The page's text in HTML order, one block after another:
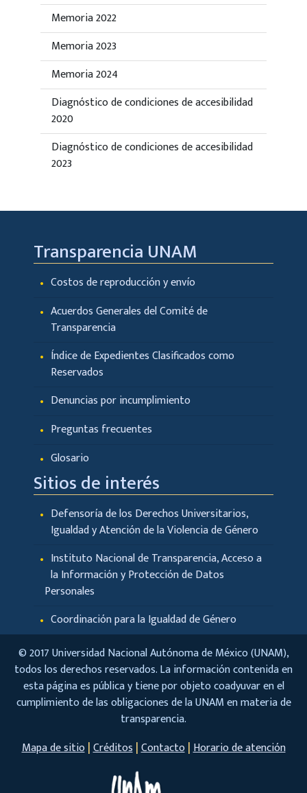
Memoria 2022
Memoria 2023
Memoria 2024
Diagnóstico de condiciones de accesibilidad
2020
Diagnóstico de condiciones de accesibilidad
2023
Transparencia UNAM
Costos de reproducción y envío
Acuerdos Generales del Comité de
Transparencia
Índice de Expedientes Clasificados como
Reservados
Denuncias por incumplimiento
Preguntas frecuentes
Glosario
Sitios de interés
Defensoría de los Derechos Universitarios,
Igualdad y Atención de la Violencia de Género
Instituto Nacional de Transparencia, Acceso a
la Información y Protección de Datos
Personales
Coordinación para la Igualdad de Género
© 2017 Universidad Nacional Autónoma de México (UNAM),
todos los derechos reservados. La información contenida en
esta página es pública y tiene por objeto coadyuvar en el
cumplimiento de las obligaciones de la UNAM en materia de
transparencia.
Mapa de sitio|Créditos|Contacto|Horario de atención